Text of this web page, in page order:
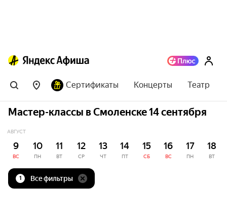
Сертификаты Концерты Театр
Мастер-классы в Смоленске 14 сентября
АВГУСТ
9
ВС
10
ПН
11
ВТ
12
СР
13
ЧТ
14
ПТ
15
СБ
16
ВС
17
ПН
18
ВТ
1 Все фильтры